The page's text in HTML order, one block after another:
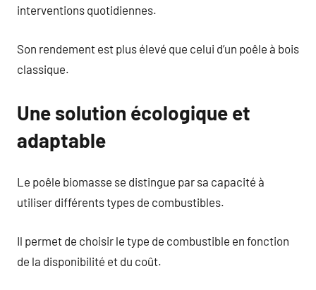
interventions quotidiennes.
Son rendement est plus élevé que celui d’un poêle à bois
classique.
Une solution écologique et
adaptable
Le poêle biomasse se distingue par sa capacité à
utiliser différents types de combustibles.
Il permet de choisir le type de combustible en fonction
de la disponibilité et du coût.